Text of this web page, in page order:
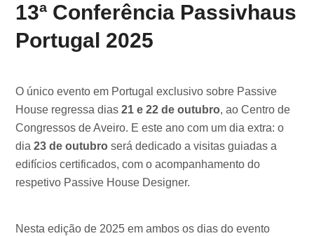
13ª Conferência Passivhaus
Portugal 2025
O único evento em Portugal exclusivo sobre Passive
House regressa dias21 e 22 de outubro, ao Centro de
Congressos de Aveiro. E este ano com um dia extra: o
dia23 de outubro será dedicado a visitas guiadas a
edifícios certificados, com o acompanhamento do
respetivo Passive House Designer.
Nesta edição de 2025 em ambos os dias do evento